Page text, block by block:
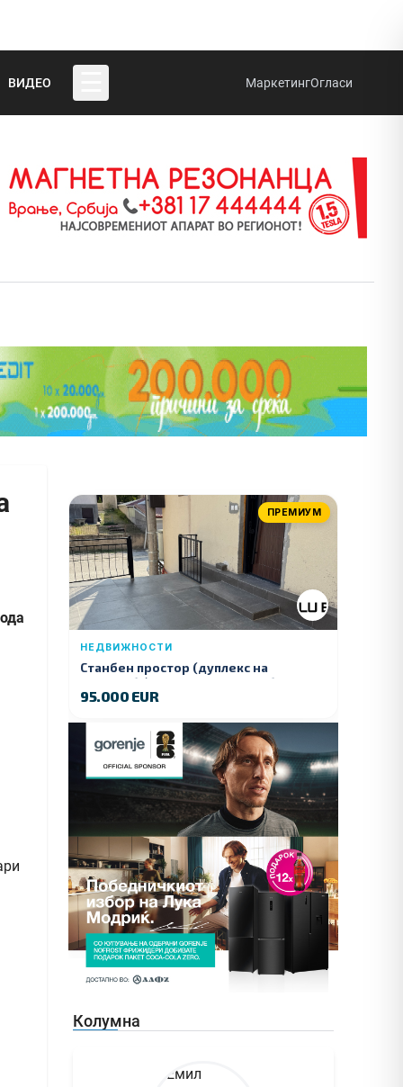
ВИДЕО МаркетингОгласи
ПРЕМИУМ
НЕДВИЖНОСТИ
Станбен простор (дуплекс на
продажба) – Ул. Стојан Арсов бр. 1,
Куманово
95.000 EUR
Колумна